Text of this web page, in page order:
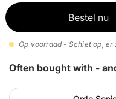
Bestel nu
Op voorraad - Schiet op, er
Often bought with -